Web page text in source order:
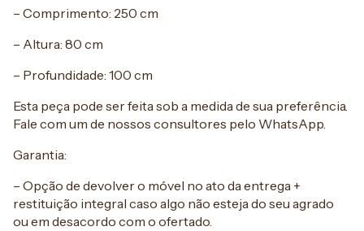
– Comprimento: 250 cm
– Altura: 80 cm
– Profundidade: 100 cm
Esta peça pode ser feita sob a medida de sua preferência.
Fale com um de nossos consultores pelo WhatsApp.
Garantia:
– Opção de devolver o móvel no ato da entrega +
restituição integral caso algo não esteja do seu agrado
ou em desacordo com o ofertado.